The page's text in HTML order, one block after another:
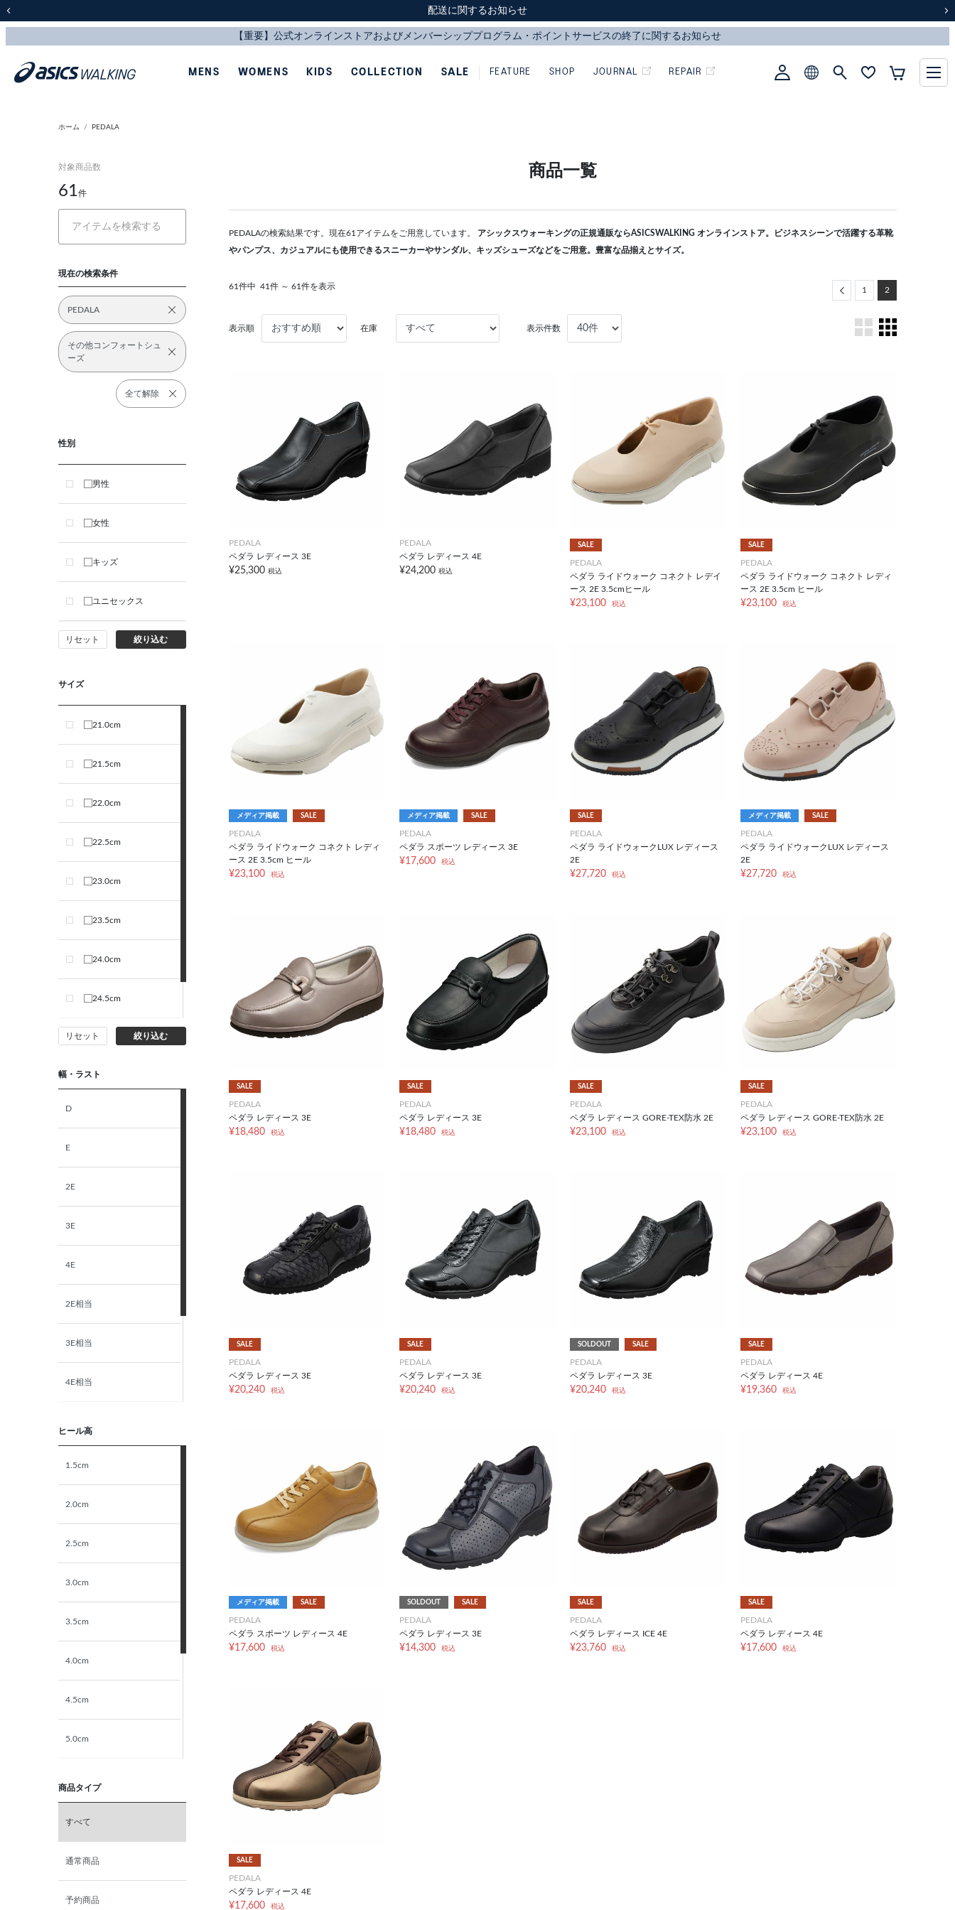
スクスク（SUKU2）価格改定のお知らせ
配送に関するお知らせ
スクスク（SUKU2）価格改定のお知らせ
配送に関するお知らせ
MENS WOMENS KIDS COLLECTION SALE FEATURE SHOP JOURNAL REPAIR
ホーム PEDALA
対象商品数
61件
現在の検索条件
PEDALA
その他コンフォートシュ
ーズ
全て解除
性別
男性
女性
キッズ
ユニセックス
リセット 絞り込む
サイズ
21.0cm
21.5cm
22.0cm
22.5cm
23.0cm
23.5cm
24.0cm
24.5cm
25.0cm
リセット 絞り込む
幅・ラスト
D
E
2E
3E
4E
2E相当
3E相当
4E相当
ヒール高
1.5cm
2.0cm
2.5cm
3.0cm
3.5cm
4.0cm
4.5cm
5.0cm
6.0cm
6.5cm
7.0cm
商品タイプ
すべて
通常商品
予約商品
商品一覧
PEDALAの検索結果です。現在61アイテムをご用意しています。 アシックスウォーキングの正規通販ならASICSWALKING オンラインストア。ビジネスシーンで活躍する革靴
やパンプス、カジュアルにも使用できるスニーカーやサンダル、キッズシューズなどをご用意。豊富な品揃えとサイズ。
61件中 41件 ～ 61件を表示 Previous
1 2
表示順 在庫 表示件数
PEDALA
ペダラ レディース 3E
¥25,300 税込
PEDALA
ペダラ レディース 4E
¥24,200 税込
SALE
PEDALA
ペダラ ライドウォーク コネクト レデイ
ース 2E 3.5cmヒール
¥23,100 税込
SALE
PEDALA
ペダラ ライドウォーク コネクト レディ
ース 2E 3.5cm ヒール
¥23,100 税込
メディア掲載 SALE
PEDALA
ペダラ ライドウォーク コネクト レディ
ース 2E 3.5cm ヒール
¥23,100 税込
メディア掲載 SALE
PEDALA
ペダラ スポーツ レディース 3E
¥17,600 税込
SALE
PEDALA
ペダラ ライドウォークLUX レディース
2E
¥27,720 税込
メディア掲載 SALE
PEDALA
ペダラ ライドウォークLUX レディース
2E
¥27,720 税込
SALE
PEDALA
ペダラ レディース 3E
¥18,480 税込
SALE
PEDALA
ペダラ レディース 3E
¥18,480 税込
SALE
PEDALA
ペダラ レディース GORE-TEX防水 2E
¥23,100 税込
SALE
PEDALA
ペダラ レディース GORE-TEX防水 2E
¥23,100 税込
SALE
PEDALA
ペダラ レディース 3E
¥20,240 税込
SALE
PEDALA
ペダラ レディース 3E
¥20,240 税込
SOLDOUT SALE
PEDALA
ペダラ レディース 3E
¥20,240 税込
SALE
PEDALA
ペダラ レディース 4E
¥19,360 税込
メディア掲載 SALE
PEDALA
ペダラ スポーツ レディース 4E
¥17,600 税込
SOLDOUT SALE
PEDALA
ペダラ レディース 3E
¥14,300 税込
SALE
PEDALA
ペダラ レディース ICE 4E
¥23,760 税込
SALE
PEDALA
ペダラ レディース 4E
¥17,600 税込
SALE
PEDALA
ペダラ レディース 4E
¥17,600 税込